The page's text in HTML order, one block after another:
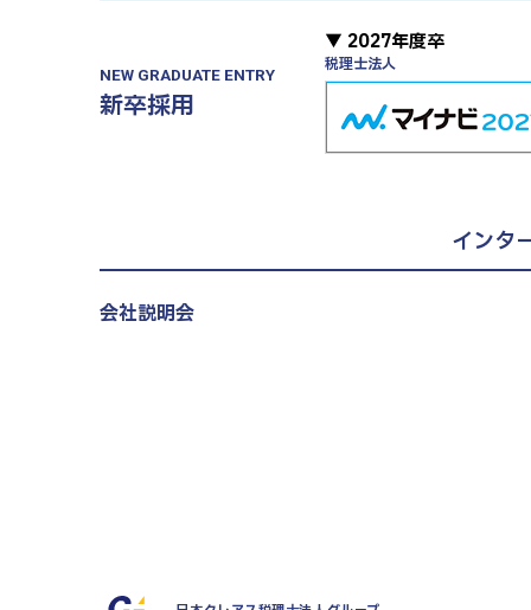
NEW GRADUATE ENTRY
新卒採用
▼ 2027年度卒
税理士法人
インタ
会社説明会